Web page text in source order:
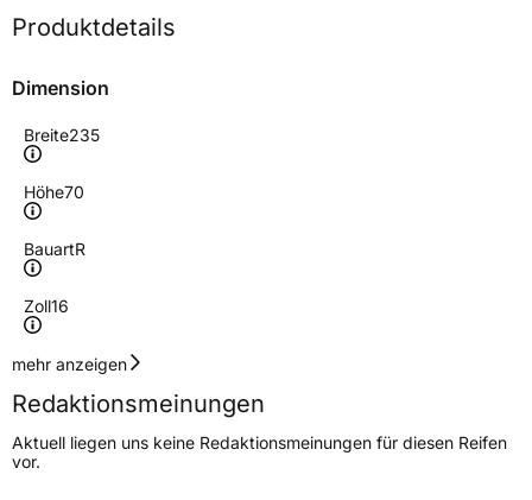
Produktdetails
Dimension
Breite235
Höhe70
BauartR
Zoll16
Geschwindigkeitsindex
Höchstgeschwindigkeit
210 km/h
Lastindex106
mehr anzeigen
Redaktionsmeinungen
Aktuell liegen uns keine Redaktionsmeinungen für diesen Reifen
vor.